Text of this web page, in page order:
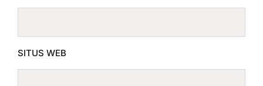
SITUS WEB